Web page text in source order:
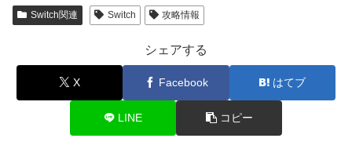
Switch関連 Switch 攻略情報
シェアする
X Facebook はてブ
LINE コピー